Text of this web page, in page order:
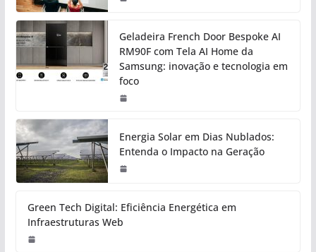
Geladeira French Door Bespoke AI
RM90F com Tela AI Home da
Samsung: inovação e tecnologia em
foco
Energia Solar em Dias Nublados:
Entenda o Impacto na Geração
Green Tech Digital: Eficiência Energética em
Infraestruturas Web